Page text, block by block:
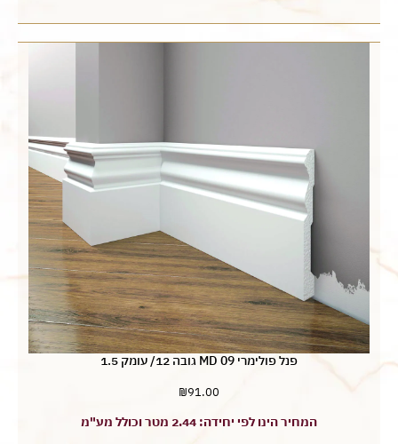
פנל פולימרי MD 09 גובה 12/ עומק 1.5
₪91.00
המחיר הינו לפי יחידה: 2.44 מטר וכולל מע"מ